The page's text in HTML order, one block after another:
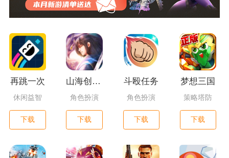
再跳一次
休闲益智
下载
山海创世录一剑天逆
角色扮演
下载
斗殴任务
角色扮演
下载
梦想三国
策略塔防
下载